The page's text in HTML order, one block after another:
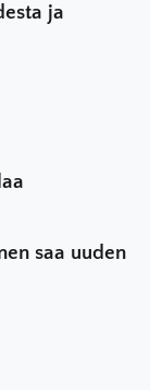
ja
saa uuden